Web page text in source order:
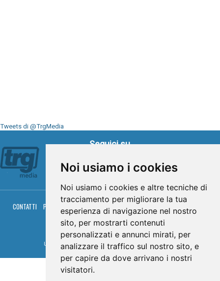
Noi usiamo i cookies
Noi usiamo i cookies e altre tecniche di
tracciamento per migliorare la tua
esperienza di navigazione nel nostro
sito, per mostrarti contenuti
personalizzati e annunci mirati, per
analizzare il traffico sul nostro sito, e
per capire da dove arrivano i nostri
visitatori.
Tweets di @TrgMedia
Seguici su
CONTATTI PRIVACY COOKIES PALINSESTO DIRETTA TV
DIRETTA RADIO
RGM HITRADIO
© TRG Media 2005-2026
Umbria Televisioni s.r.l. - P.I.00496230541 - www.trgmedia.it- Powered by